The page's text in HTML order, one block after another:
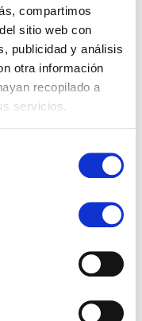
compartimos
sitio web con
publicidad y análisis
otra información
recopilado a
servicios.
that
marketing gets
of mouth converts
business can do,
like marketing […]